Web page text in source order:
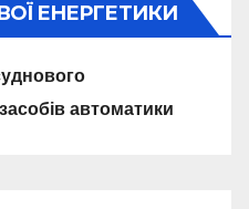
ЕНЕРГЕТИКИ
автоматики